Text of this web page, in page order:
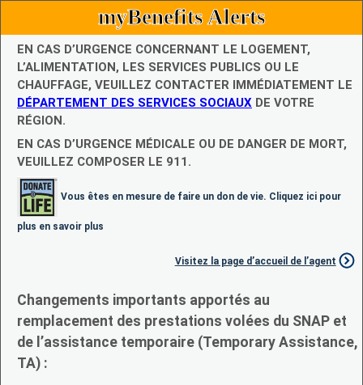
myBenefits Alerts
EN CAS D’URGENCE CONCERNANT LE LOGEMENT,
L’ALIMENTATION, LES SERVICES PUBLICS OU LE
CHAUFFAGE, VEUILLEZ CONTACTER IMMÉDIATEMENT LE
DÉPARTEMENT DES SERVICES SOCIAUX DE VOTRE
RÉGION.
EN CAS D’URGENCE MÉDICALE OU DE DANGER DE MORT,
VEUILLEZ COMPOSER LE 911.
Vous êtes en mesure de faire un don de vie. Cliquez ici pour
plus en savoir plus
Visitez la page d’accueil de l’agent
Changements importants apportés au
remplacement des prestations volées du SNAP et
de l’assistance temporaire (Temporary Assistance,
TA) :